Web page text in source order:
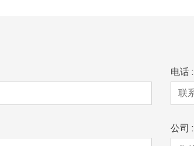
电话 :
公司 :